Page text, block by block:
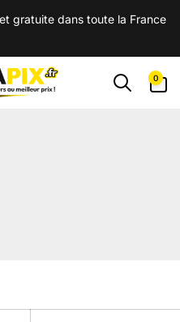
gratuite dans toute la France
0
0 article